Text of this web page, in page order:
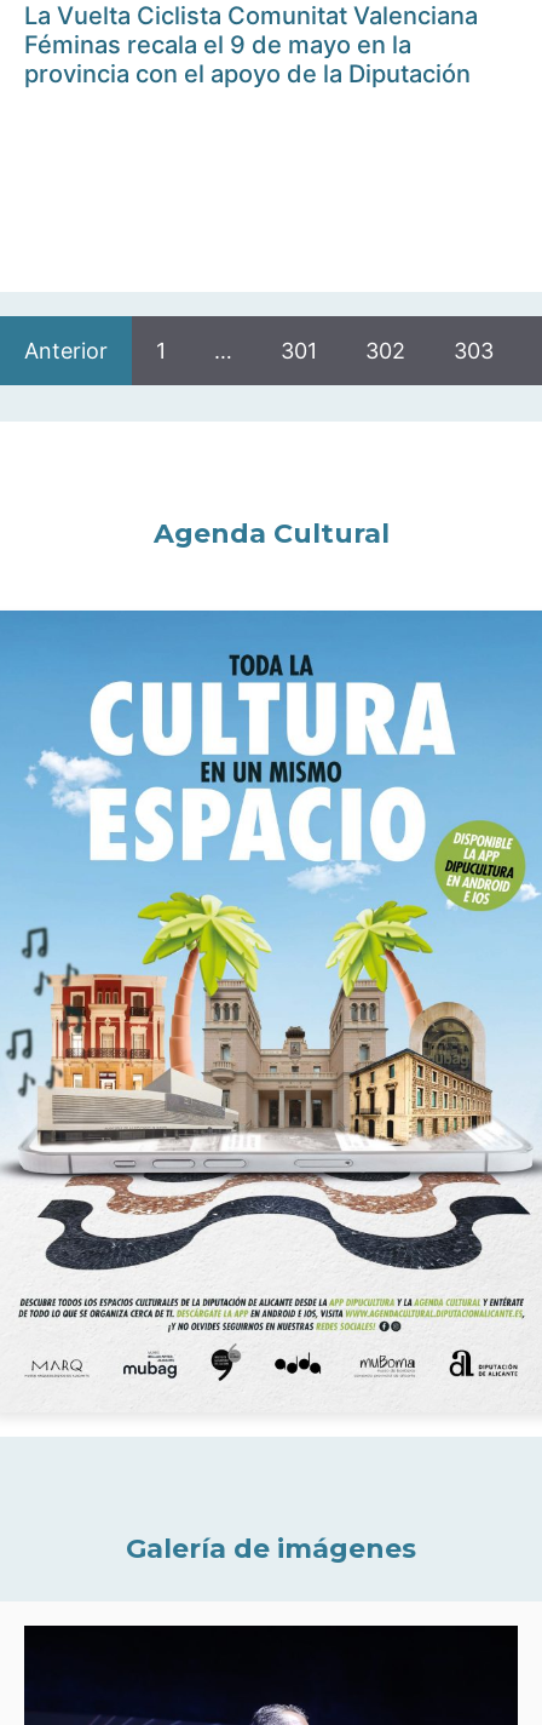
La Vuelta Ciclista Comunitat Valenciana
Féminas recala el 9 de mayo en la
provincia con el apoyo de la Diputación
Anterior 1 … 301 302 303
Agenda Cultural
Galería de imágenes